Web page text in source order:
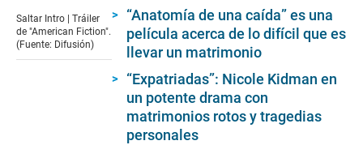
Saltar Intro | Tráiler
de "American Fiction".
(Fuente: Difusión)
“Anatomía de una caída” es una
película acerca de lo difícil que es
llevar un matrimonio
“Expatriadas”: Nicole Kidman en
un potente drama con
matrimonios rotos y tragedias
personales